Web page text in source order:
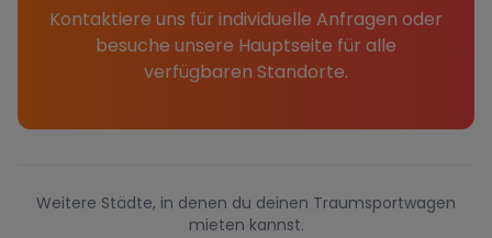
Kontaktiere uns für individuelle Anfragen oder
besuche unsere Hauptseite für alle
verfügbaren Standorte.
Weitere Städte, in denen du deinen Traumsportwagen
mieten kannst.